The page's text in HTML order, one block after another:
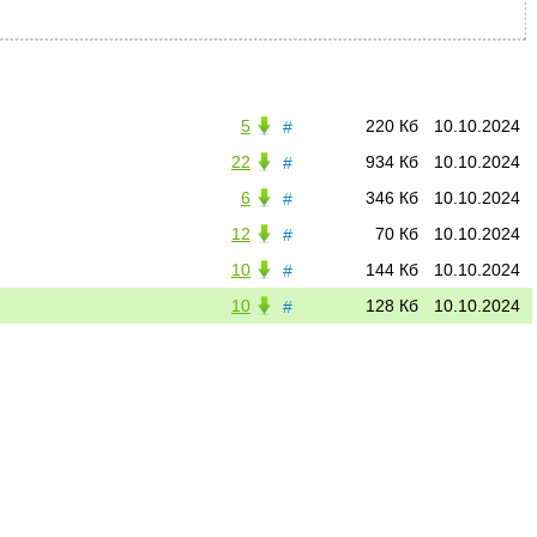
# 10.10.2024
220 Кб
5
#
10.10.2024
934 Кб
22
#
10.10.2024
346 Кб
6
#
10.10.2024
70 Кб
12
#
10.10.2024
144 Кб
10
#
10.10.2024
128 Кб
10